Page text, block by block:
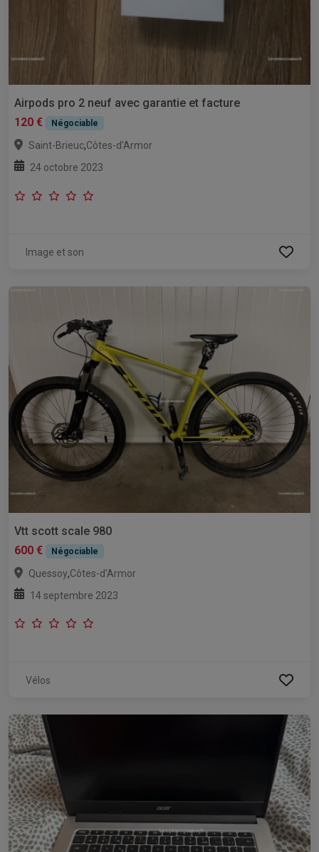
Airpods pro 2 neuf avec garantie et facture
120 €
Négociable
Saint-Brieuc,Côtes-d'Armor
24 octobre 2023
Image et son
Vtt scott scale 980
600 €
Négociable
Quessoy,Côtes-d'Armor
14 septembre 2023
Vélos